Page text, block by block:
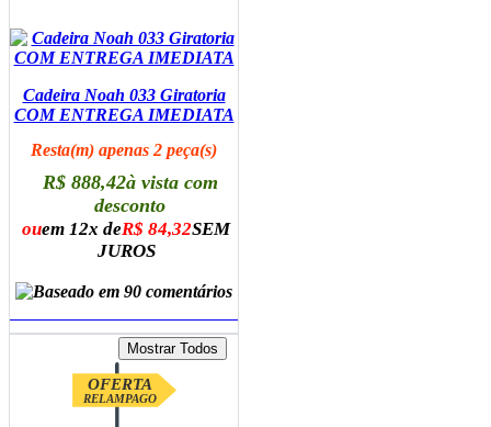
Cadeira Noah 033 Giratoria
COM ENTREGA IMEDIATA
Resta(m) apenas 2 peça(s)
R$ 888,42à vista com
desconto
ouem 12x deR$ 84,32SEM
JUROS
OFERTA
RELAMPAGO